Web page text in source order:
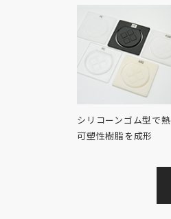
シリコーンゴム型で熱
可塑性樹脂を成形